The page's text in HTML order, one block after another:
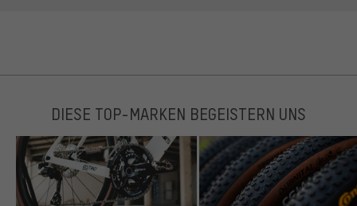
DIESE TOP-MARKEN BEGEISTERN UNS